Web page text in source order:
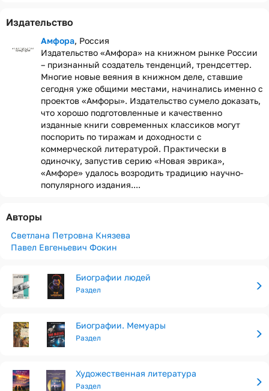
Издательство
Амфора, Россия
Издательство «Амфора» на книжном рынке России
– признанный создатель тенденций, трендсеттер.
Многие новые веяния в книжном деле, ставшие
сегодня уже общими местами, начинались именно с
проектов «Амфоры». Издательство сумело доказать,
что хорошо подготовленные и качественно
изданные книги современных классиков могут
поспорить по тиражам и доходности с
коммерческой литературой. Практически в
одиночку, запустив серию «Новая эврика»,
«Амфоре» удалось возродить традицию научно-
популярного издания....
Авторы
Светлана Петровна Князева
Павел Евгеньевич Фокин
Биографии людей
Раздел
Биографии. Мемуары
Раздел
Художественная литература
Раздел